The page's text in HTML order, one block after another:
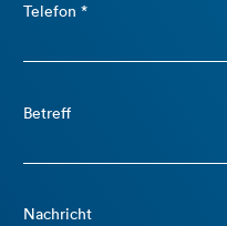
Telefon *
Betreff
Nachricht